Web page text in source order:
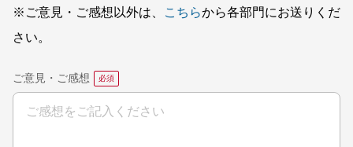
※ご意見・ご感想以外は、
こちらから各部門にお送りくだ
さい。
ご意見・ご感想